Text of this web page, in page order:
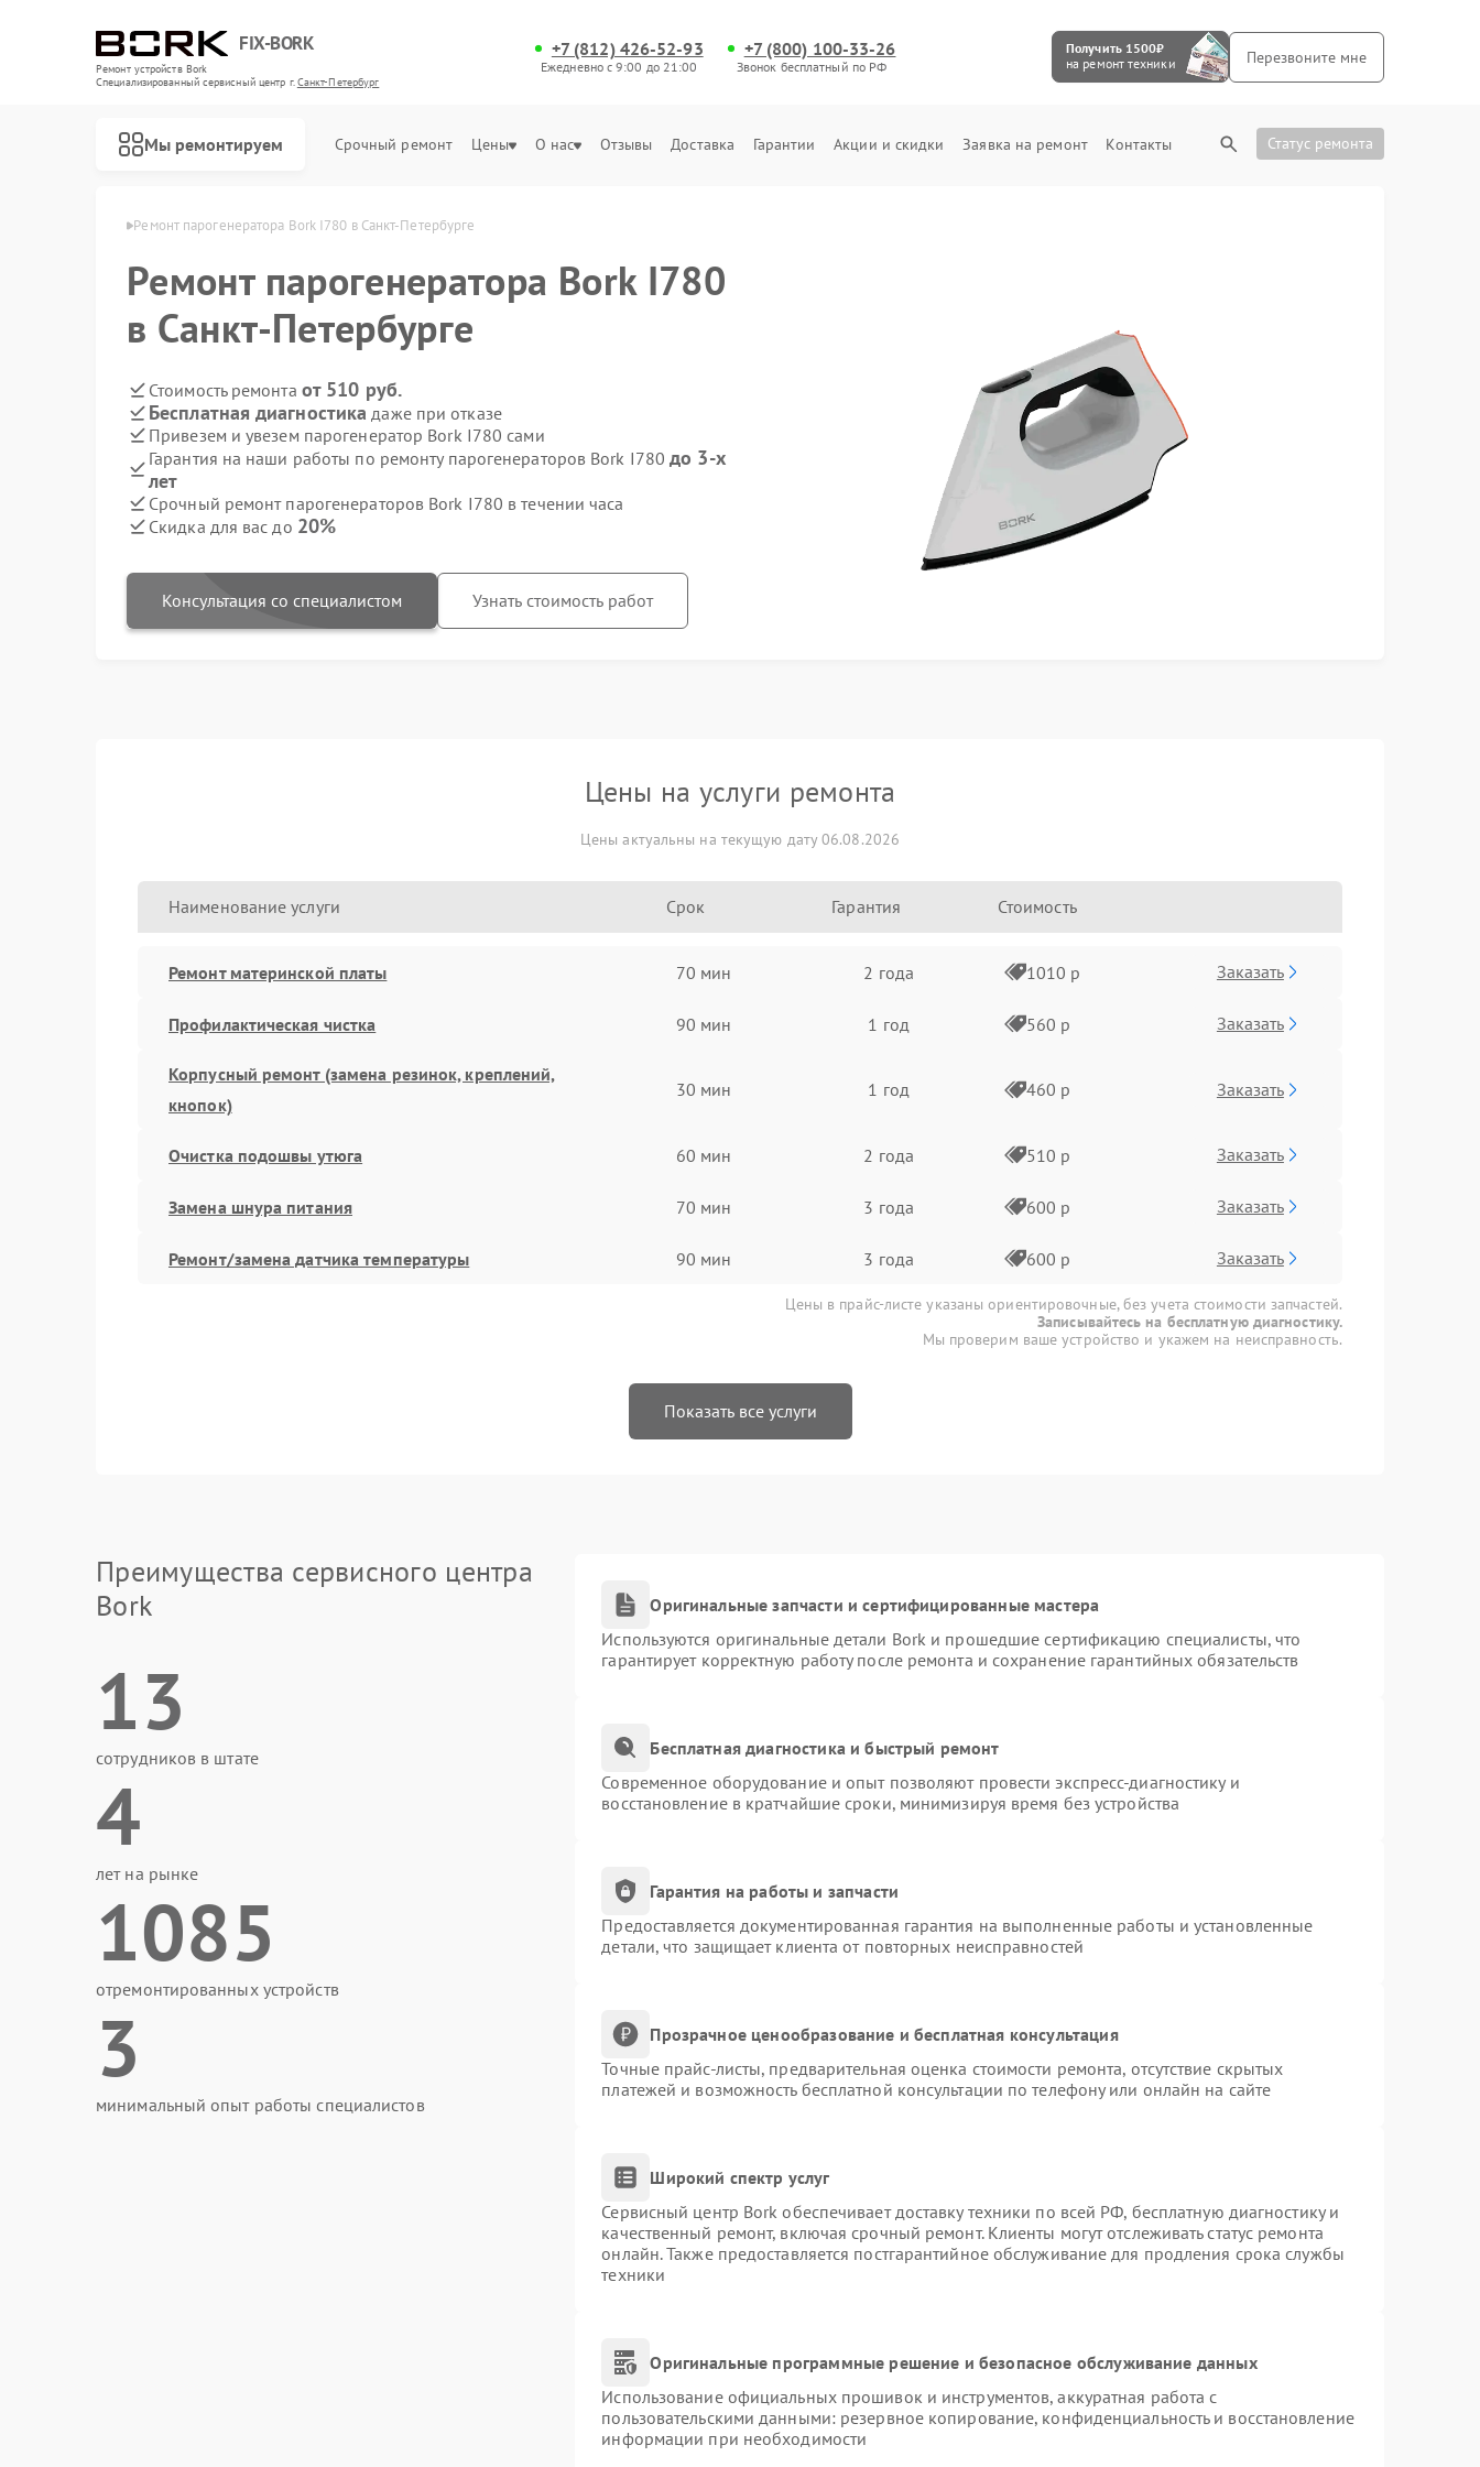
FIX-BORK
Ремонт устройств Bork
Специализированный cервисный центр г.Санкт-Петербург
+7 (812) 426-52-93
Ежедневно с 9:00 до 21:00
+7 (800) 100-33-26
Звонок бесплатный по РФ
Получить 1500₽
на ремонт техники
Перезвоните мне
Мы ремонтируем Срочный ремонт Цены О нас Отзывы Доставка Гарантии Акции и скидки Заявка на ремонт Контакты Статус ремонта
Санкт-Петербурге Ремонт парогенератора Bork I780 в Санкт-Петербурге
Ремонт парогенератора Bork I780
в Санкт-Петербурге
Стоимость ремонта от 510 руб.
Бесплатная диагностика даже при отказе
Привезем и увезем парогенератор Bork I780 сами
Гарантия на наши работы по ремонту парогенераторов Bork I780до 3-х
лет
Срочный ремонт парогенераторов Bork I780 в течении часа
Скидка для вас до 20%
Консультация со специалистом Узнать стоимость работ
Цены на услуги ремонта
Цены актуальны на текущую дату 06.08.2026
Наименование услуги Срок Гарантия Стоимость
Ремонт материнской платы 70 мин 2 года 1010 р Заказать
Профилактическая чистка 90 мин 1 год 560 р Заказать
Корпусный ремонт (замена резинок, креплений,
кнопок)
30 мин 1 год 460 р Заказать
Очистка подошвы утюга 60 мин 2 года 510 р Заказать
Замена шнура питания 70 мин 3 года 600 р Заказать
Ремонт/замена датчика температуры 90 мин 3 года 600 р Заказать
Цены в прайс-листе указаны ориентировочные, без учета стоимости запчастей.
Записывайтесь на бесплатную диагностику.
Мы проверим ваше устройство и укажем на неисправность.
Показать все услуги
Преимущества сервисного центра
Bork
13
сотрудников в штате
4
лет на рынке
1085
отремонтированных устройств
3
минимальный опыт работы специалистов
Оригинальные запчасти и сертифицированные мастера
Используются оригинальные детали Bork и прошедшие сертификацию специалисты, что
гарантирует корректную работу после ремонта и сохранение гарантийных обязательств
Бесплатная диагностика и быстрый ремонт
Современное оборудование и опыт позволяют провести экспресс-диагностику и
восстановление в кратчайшие сроки, минимизируя время без устройства
Гарантия на работы и запчасти
Предоставляется документированная гарантия на выполненные работы и установленные
детали, что защищает клиента от повторных неисправностей
Прозрачное ценообразование и бесплатная консультация
Точные прайс-листы, предварительная оценка стоимости ремонта, отсутствие скрытых
платежей и возможность бесплатной консультации по телефону или онлайн на сайте
Широкий спектр услуг
Сервисный центр Bork обеспечивает доставку техники по всей РФ, бесплатную диагностику и
качественный ремонт, включая срочный ремонт. Клиенты могут отслеживать статус ремонта
онлайн. Также предоставляется постгарантийное обслуживание для продления срока службы
техники
Оригинальные программные решение и безопасное обслуживание данных
Использование официальных прошивок и инструментов, аккуратная работа с
пользовательскими данными: резервное копирование, конфиденциальность и восстановление
информации при необходимости